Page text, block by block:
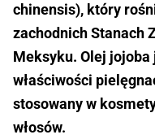
chinensis), który
zachodnich Stanach
Meksyku. Olej
właściwości
stosowany w
włosów.